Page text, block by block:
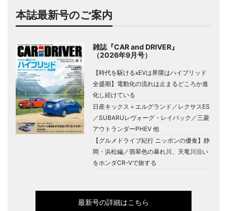
本誌最新号のご案内
雑誌『CAR and DRIVER』
（2026年9月号）
【時代を駆けるxEVは界隈はハイブリッド
全盛期】電動化の流れは止まるどころか進
化し続けている
日産キックス＋エルグランド／レクサスES
／SUBARUレヴォーグ・レイバック／三菱
アウトランダーPHEV 他
【グルメドライブ紀行 ニッポンの優食】静
岡・浜松編／翡翠色の暴れ川、天竜川沿い
をホンダCR-Vで旅する
最新号の詳細はこちら